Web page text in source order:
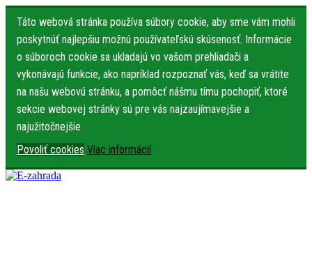
Táto webová stránka používa súbory cookie, aby sme vám mohli
poskytnúť najlepšiu možnú používateľskú skúsenosť. Informácie
o súboroch cookie sa ukladajú vo vašom prehliadači a
vykonávajú funkcie, ako napríklad rozpoznať vás, keď sa vrátite
na našu webovú stránku, a pomôcť nášmu tímu pochopiť, ktoré
sekcie webovej stránky sú pre vás najzaujímavejšie a
najužitočnejšie.
Povoliť cookies Viac informácií